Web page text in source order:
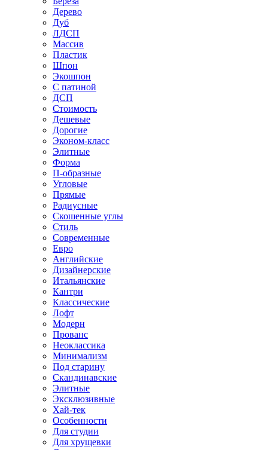
Дерево
Дуб
ЛДСП
Массив
Пластик
Шпон
Экошпон
С патиной
ДСП
Стоимость
Дешевые
Дорогие
Эконом-класс
Элитные
Форма
П-образные
Угловые
Прямые
Радиусные
Скошенные углы
Стиль
Современные
Евро
Английские
Дизайнерские
Итальянские
Кантри
Классические
Лофт
Модерн
Прованс
Неоклассика
Минимализм
Под старину
Скандинавские
Элитные
Эксклюзивные
Хай-тек
Особенности
Для студии
Для хрущевки